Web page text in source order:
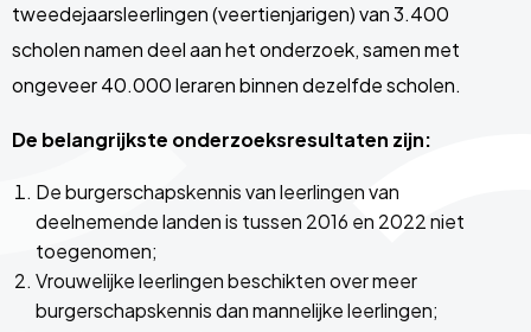
tweedejaarsleerlingen (veertienjarigen) van 3.400
scholen namen deel aan het onderzoek, samen met
ongeveer 40.000 leraren binnen dezelfde scholen.
De belangrijkste onderzoeksresultaten zijn:
De burgerschapskennis van leerlingen van
deelnemende landen is tussen 2016 en 2022 niet
toegenomen;
Vrouwelijke leerlingen beschikten over meer
burgerschapskennis dan mannelijke leerlingen;